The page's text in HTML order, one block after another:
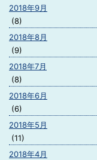
2018年9月
(8)
2018年8月
(9)
2018年7月
(8)
2018年6月
(6)
2018年5月
(11)
2018年4月